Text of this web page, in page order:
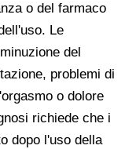
o del farmaco
Le
del
problemi di
o dolore
richiede che i
dopo l'uso della